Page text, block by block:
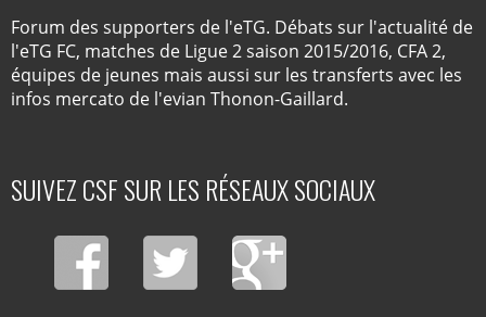
Forum des supporters de l'eTG. Débats sur l'actualité de
l'eTG FC, matches de Ligue 2 saison 2015/2016, CFA 2,
équipes de jeunes mais aussi sur les transferts avec les
infos mercato de l'evian Thonon-Gaillard.
SUIVEZ CSF SUR LES RÉSEAUX SOCIAUX